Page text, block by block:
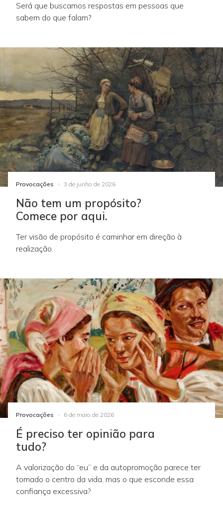
Será que buscamos respostas em pessoas que
sabem do que falam?
Provocações 3 de junho de 2026
Não tem um propósito?
Comece por aqui.
Ter visão de propósito é caminhar em direção à
realização.
Provocações 6 de maio de 2026
É preciso ter opinião para
tudo?
A valorização do “eu” e da autopromoção parece ter
tomado o centro da vida, mas o que esconde essa
confiança excessiva?